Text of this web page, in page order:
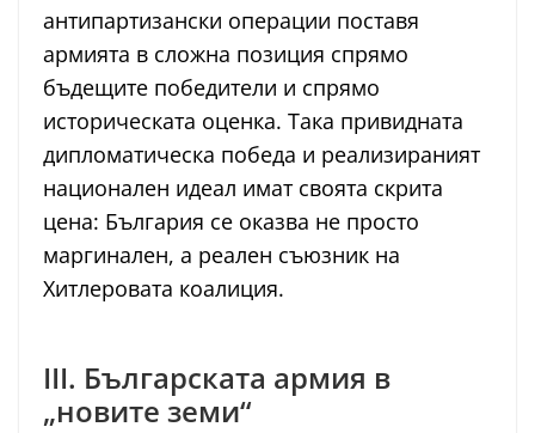
антипартизански операции поставя
армията в сложна позиция спрямо
бъдещите победители и спрямо
историческата оценка. Така привидната
дипломатическа победа и реализираният
национален идеал имат своята скрита
цена: България се оказва не просто
маргинален, а реален съюзник на
Хитлеровата коалиция.
III. Българската армия в
„новите земи“